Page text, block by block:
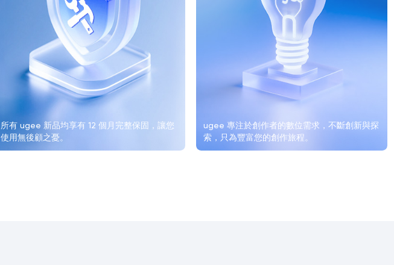
所有 ugee 新品均享有 12 個月完整保固，讓您
使用無後顧之憂。
ugee 專注於創作者的數位需求，不斷創新與探
索，只為豐富您的創作旅程。